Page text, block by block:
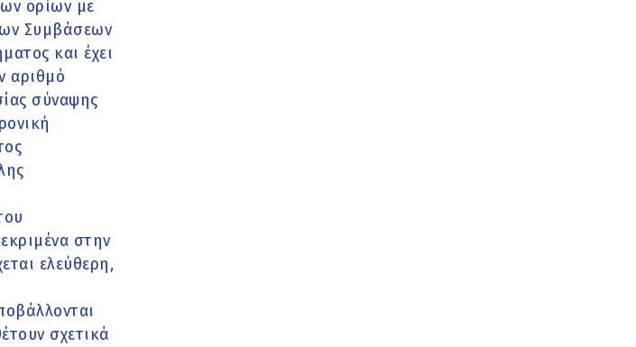
ορίων με
Συμβάσεων
και έχει
αριθµό
σύναψης
στην
ελεύθερη,
σχετικά